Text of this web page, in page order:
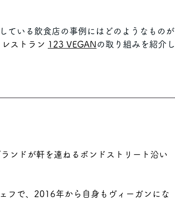
ている飲食店の事例にはどのようなものが
ストラン 123 VEGANの取り組みを紹介し
ンドが軒を連ねるボンドストリート沿い
フで、2016年から自身もヴィーガンにな